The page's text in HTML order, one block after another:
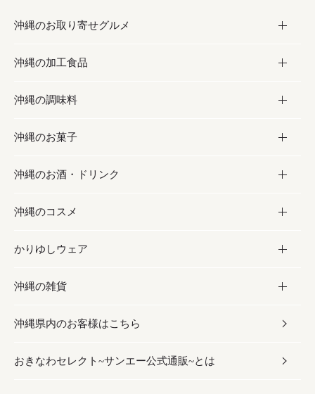
沖縄のお取り寄せグルメ
お取り寄せグルメ
フルーツ・野菜
お肉
海産物
沖縄の加工食品
加工食品
缶詰／パウチ
沖縄料理
沖縄そば／乾麺
レトルト食品
乾物／粉類
沖縄の調味料
調味料
砂糖／黒砂糖
塩
お酢／ドレッシング
しょうゆ
みそ
だし／スパイス／島唐辛子
沖縄のお菓子
お菓子
黒糖
ちんすこう
伝統菓子
スナック
おつまみ
沖縄のお酒・ドリンク
お酒・ドリンク
泡盛
ビール・チューハイ
ワイン・ウィスキー・カクテル
ドリンク
沖縄のコスメ
コスメ
スキンケア
ボディケア
ヘアケア
かりゆしウェア
かりゆしウェア
メンズ
レディース
沖縄の雑貨
雑貨
沖縄ファッション
沖縄県内のお客様はこちら
おきなわセレクト~サンエー公式通販~とは